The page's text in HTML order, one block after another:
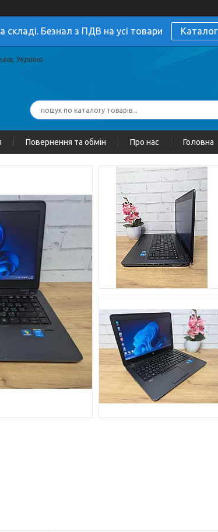
складі. Безнал з ПДВ на усі товари Каталог
Україна
Повернення та обмін Про нас Головна